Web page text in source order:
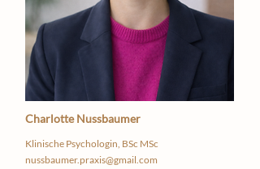
Charlotte Nussbaumer
Klinische Psychologin, BSc MSc
nussbaumer.praxis@gmail.com